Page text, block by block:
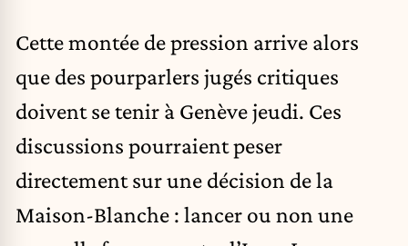
Cette montée de pression arrive alors
que des pourparlers jugés critiques
doivent se tenir à Genève jeudi. Ces
discussions pourraient peser
directement sur une décision de la
Maison-Blanche : lancer ou non une